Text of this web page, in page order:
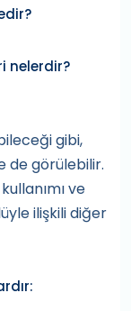
nelerdir?
gibi,
de görülebilir.
ve
ilişkili diğer